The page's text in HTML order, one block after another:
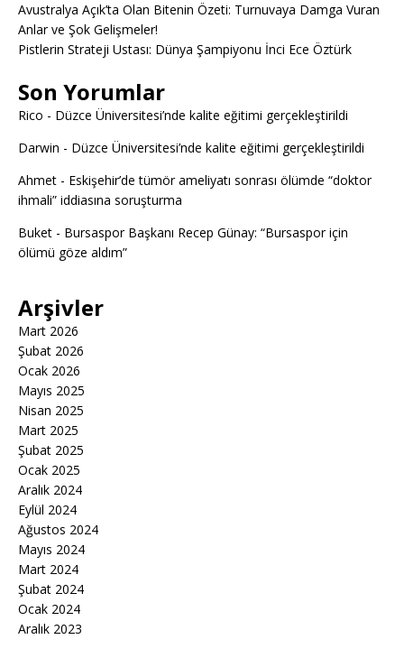
Avustralya Açık’ta Olan Bitenin Özeti: Turnuvaya Damga Vuran
Anlar ve Şok Gelişmeler!
Pistlerin Strateji Ustası: Dünya Şampiyonu İnci Ece Öztürk
Son Yorumlar
Rico - Düzce Üniversitesi’nde kalite eğitimi gerçekleştirildi
Darwin - Düzce Üniversitesi’nde kalite eğitimi gerçekleştirildi
Ahmet - Eskişehir’de tümör ameliyatı sonrası ölümde “doktor
ihmali” iddiasına soruşturma
Buket - Bursaspor Başkanı Recep Günay: “Bursaspor için
ölümü göze aldım”
Arşivler
Mart 2026
Şubat 2026
Ocak 2026
Mayıs 2025
Nisan 2025
Mart 2025
Şubat 2025
Ocak 2025
Aralık 2024
Eylül 2024
Ağustos 2024
Mayıs 2024
Mart 2024
Şubat 2024
Ocak 2024
Aralık 2023